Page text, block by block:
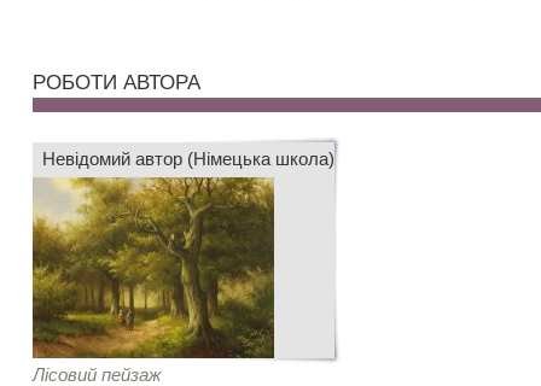
РОБОТИ АВТОРА
Невідомий автор (Німецька школа)
Лісовий пейзаж